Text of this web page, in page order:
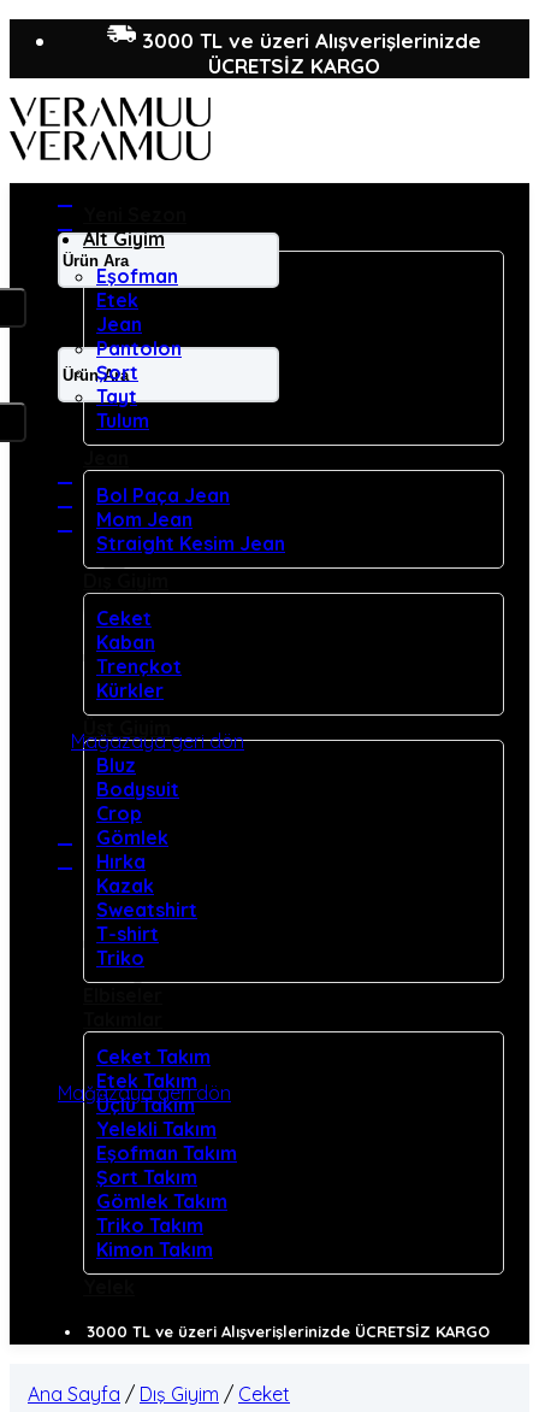
3000 TL ve üzeri Alışverişlerinizde
ÜCRETSİZ KARGO
Ara:
Ara:
Mağazaya geri dön
Sepet
Sepetinizde ürün bulunmuyor.
Mağazaya geri dön
Alt Giyim
Eşofman
Etek
Jean
Pantolon
Şort
Tayt
Tulum
Bol Paça Jean
Mom Jean
Straight Kesim Jean
Ceket
Kaban
Trençkot
Kürkler
Üst Giyim
Bluz
Bodysuit
Crop
Gömlek
Hırka
Kazak
Sweatshirt
T-shirt
Triko
Ceket Takım
Etek Takım
Üçlü Takım
Yelekli Takım
Eşofman Takım
Şort Takım
Gömlek Takım
Triko Takım
Kimon Takım
3000 TL ve üzeri Alışverişlerinizde ÜCRETSİZ KARGO
Ana Sayfa / Dış Giyim / Ceket